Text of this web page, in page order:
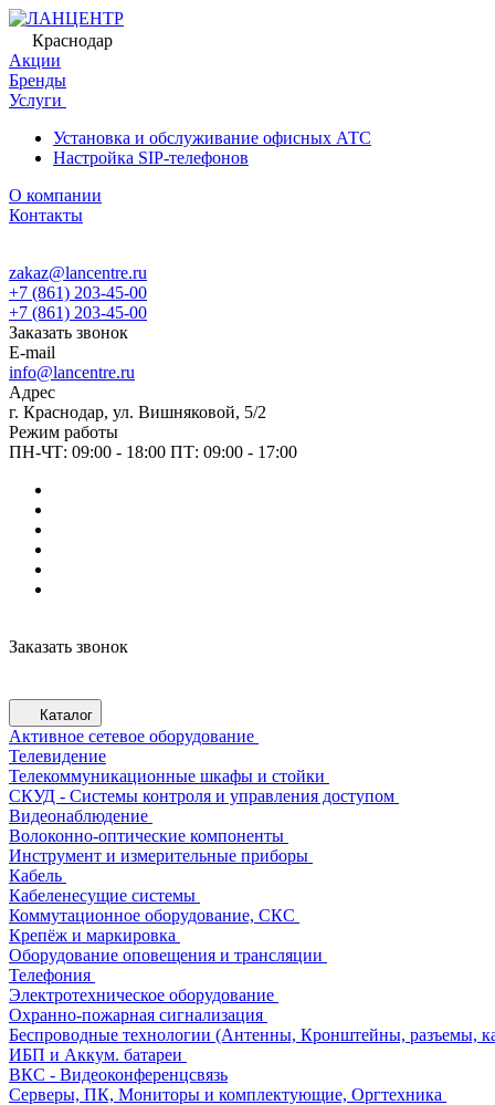
Краснодар
Акции
Бренды
Услуги
Установка и обслуживание офисных АТС
Настройка SIP-телефонов
О компании
Контакты
zakaz@lancentre.ru
+7 (861) 203-45-00
+7 (861) 203-45-00
Заказать звонок
E-mail
info@lancentre.ru
Адрес
г. Краснодар, ул. Вишняковой, 5/2
Режим работы
ПН-ЧТ: 09:00 - 18:00 ПТ: 09:00 - 17:00
Заказать звонок
Каталог
Активное сетевое оборудование
Телевидение
Телекоммуникационные шкафы и стойки
СКУД - Системы контроля и управления доступом
Видеонаблюдение
Волоконно-оптические компоненты
Инструмент и измерительные приборы
Кабель
Кабеленесущие системы
Коммутационное оборудование, СКС
Крепёж и маркировка
Оборудование оповещения и трансляции
Телефония
Электротехническое оборудование
Охранно-пожарная сигнализация
Беспроводные технологии (Антенны, Кронштейны, разъемы,
ИБП и Аккум. батареи
ВКС - Видеоконференцсвязь
Серверы, ПК, Мониторы и комплектующие, Оргтехника